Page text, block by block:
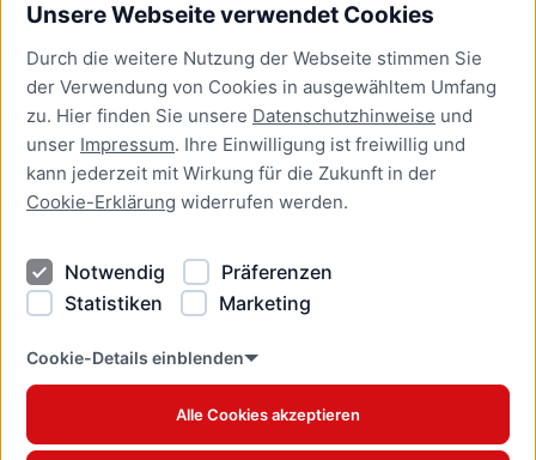
Unsere Webseite verwendet Cookies
Durch die weitere Nutzung der Webseite stimmen Sie
der Verwendung von Cookies in ausgewähltem Umfang
zu. Hier finden Sie unsere Datenschutzhinweise und
unser Impressum. Ihre Einwilligung ist freiwillig und
kann jederzeit mit Wirkung für die Zukunft in der
Cookie-Erklärung widerrufen werden.
Notwendig
Präferenzen
Statistiken
Marketing
Cookie-Details einblenden
Alle Cookies akzeptieren
Bürgerservice
Presse
Newsletter Lübeck:kompakt
Kontakt
Kontakt
Datenschutzhinweise
Barrierefreiheit
Cookie Erklärung
www.luebeck.de